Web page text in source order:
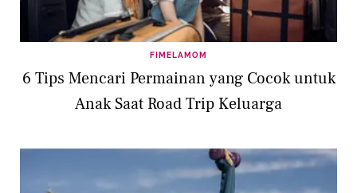
FIMELAMOM
6 Tips Mencari Permainan yang Cocok untuk
Anak Saat Road Trip Keluarga